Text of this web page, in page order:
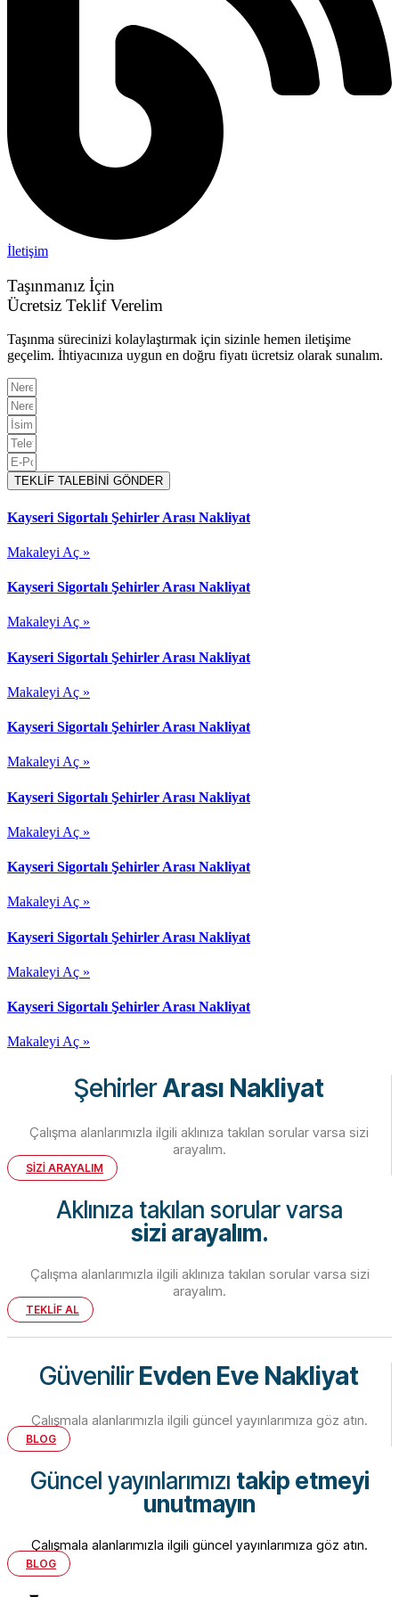
İletişim
Taşınmanız İçin
Ücretsiz Teklif Verelim
Taşınma sürecinizi kolaylaştırmak için sizinle hemen iletişime
geçelim. İhtiyacınıza uygun en doğru fiyatı ücretsiz olarak sunalım.
TEKLİF TALEBİNİ GÖNDER
Kayseri Sigortalı Şehirler Arası Nakliyat
Makaleyi Aç »
Kayseri Sigortalı Şehirler Arası Nakliyat
Makaleyi Aç »
Kayseri Sigortalı Şehirler Arası Nakliyat
Makaleyi Aç »
Kayseri Sigortalı Şehirler Arası Nakliyat
Makaleyi Aç »
Kayseri Sigortalı Şehirler Arası Nakliyat
Makaleyi Aç »
Kayseri Sigortalı Şehirler Arası Nakliyat
Makaleyi Aç »
Kayseri Sigortalı Şehirler Arası Nakliyat
Makaleyi Aç »
Kayseri Sigortalı Şehirler Arası Nakliyat
Makaleyi Aç »
ŞehirlerArası Nakliyat
Çalışma alanlarımızla ilgili aklınıza takılan sorular varsa sizi
arayalım.
SİZİ ARAYALIM
Aklınıza takılan sorular varsa
sizi arayalım.
Çalışma alanlarımızla ilgili aklınıza takılan sorular varsa sizi
arayalım.
TEKLİF AL
GüvenilirEvden Eve Nakliyat
Çalışmala alanlarımızla ilgili güncel yayınlarımıza göz atın.
BLOG
Güncel yayınlarımızı takip etmeyi
unutmayın
Çalışmala alanlarımızla ilgili güncel yayınlarımıza göz atın.
BLOG